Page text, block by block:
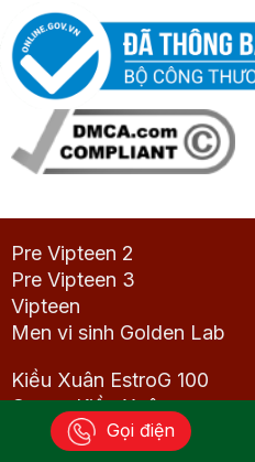
Pre Vipteen 2
Pre Vipteen 3
Vipteen
Men vi sinh Golden Lab
Kiều Xuân EstroG 100
Cream Kiều Xuân
Serum Kiều Xuân
Gọi điện